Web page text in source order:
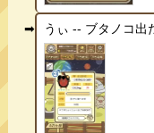
うぃ -- ブタノコ出